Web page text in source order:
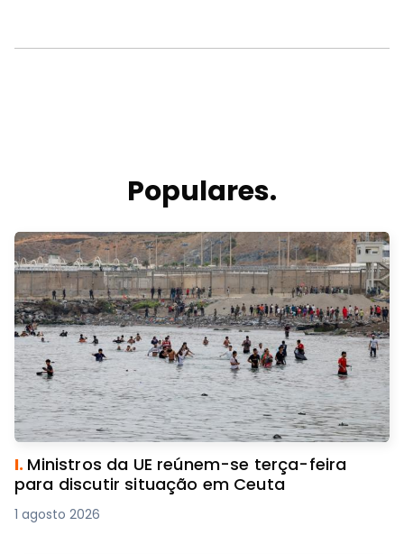
Populares.
I. Ministros da UE reúnem-se terça-feira
para discutir situação em Ceuta
1 agosto 2026